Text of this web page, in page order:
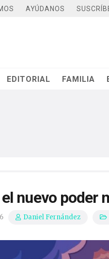
AYÚDANOS
EDITORIAL FAMILIA
nuevo poder
Daniel Fernández